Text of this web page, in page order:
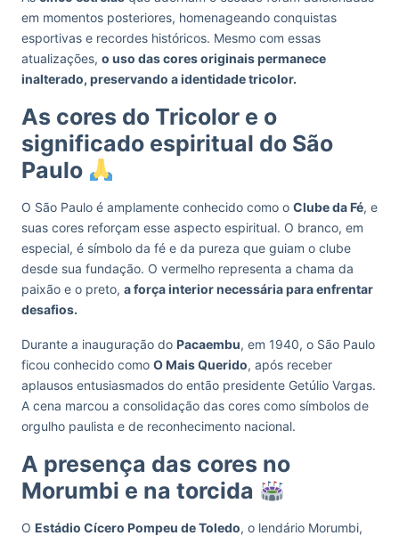
em momentos posteriores, homenageando conquistas
esportivas e recordes históricos. Mesmo com essas
atualizações, o uso das cores originais permanece
inalterado, preservando a identidade tricolor.
As cores do Tricolor e o
significado espiritual do São
Paulo
O São Paulo é amplamente conhecido como o Clube da Fé, e
suas cores reforçam esse aspecto espiritual. O branco, em
especial, é símbolo da fé e da pureza que guiam o clube
desde sua fundação. O vermelho representa a chama da
paixão e o preto, a força interior necessária para enfrentar
desafios.
Durante a inauguração do Pacaembu, em 1940, o São Paulo
ficou conhecido como O Mais Querido, após receber
aplausos entusiasmados do então presidente Getúlio Vargas.
A cena marcou a consolidação das cores como símbolos de
orgulho paulista e de reconhecimento nacional.
A presença das cores no
Morumbi e na torcida
O Estádio Cícero Pompeu de Toledo, o lendário Morumbi,